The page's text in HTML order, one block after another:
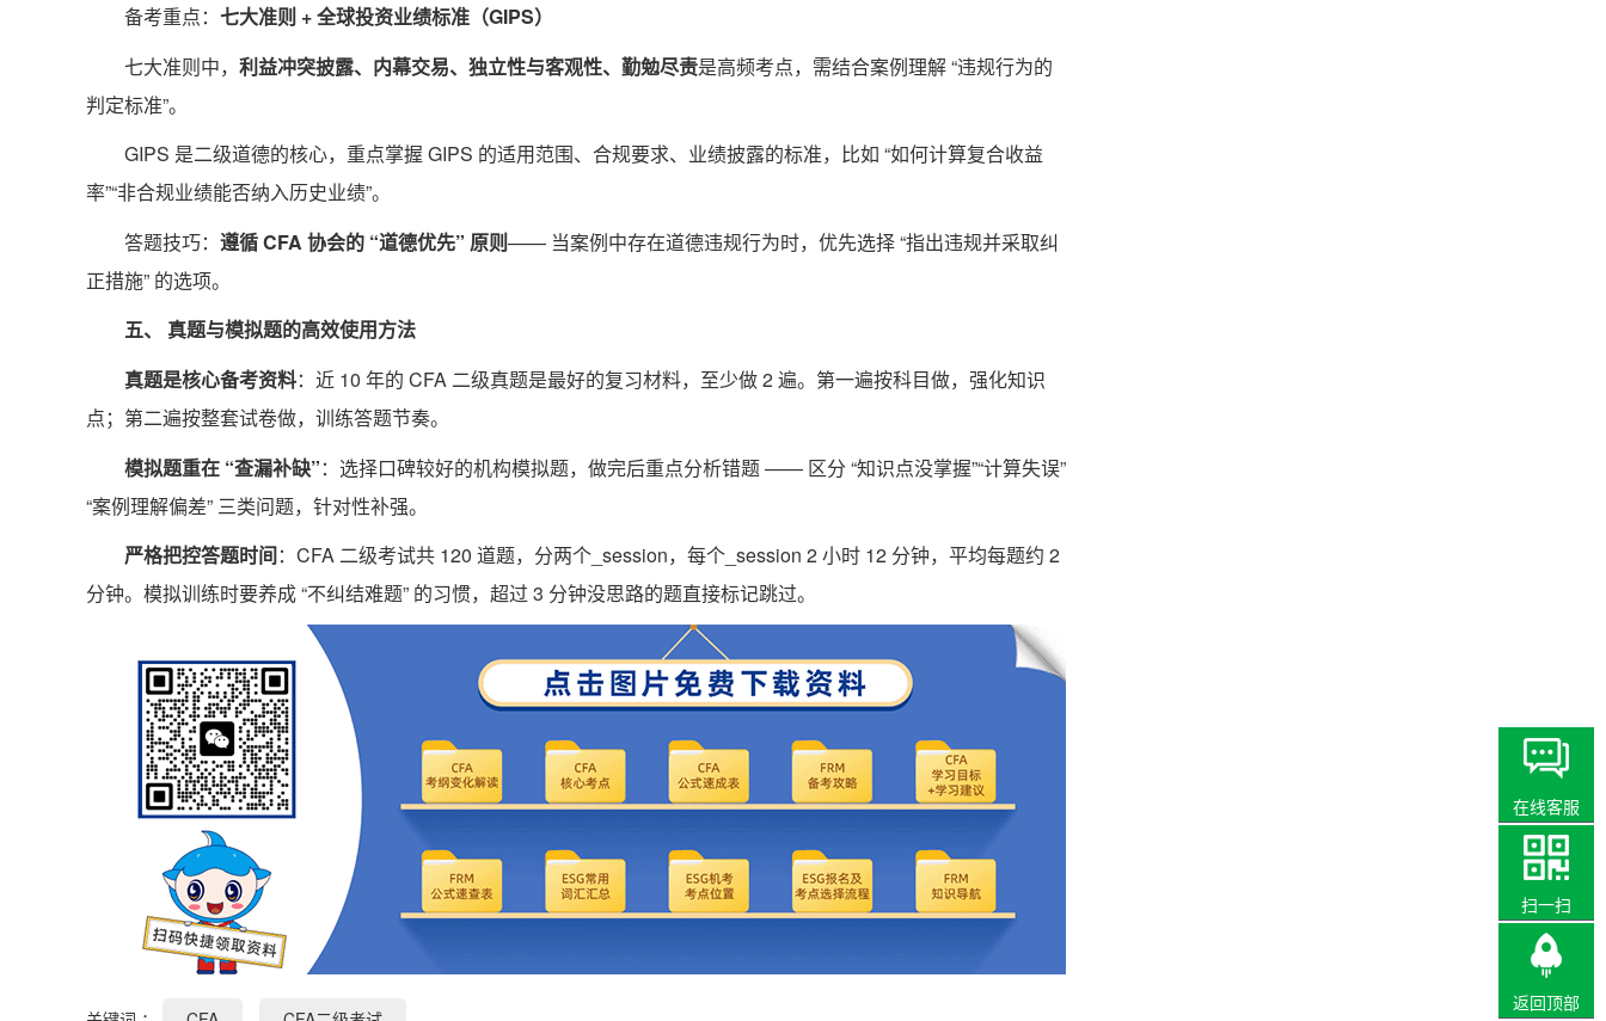
备考重点： 七大准则 + 全球投资业绩标准（GIPS）
七大准则中， 利益冲突披露、内幕交易、独立性与客观性、勤勉尽责是高频考点，需结合案例理解 “违规行为的
判定标准”。
GIPS 是二级道德的核心，重点掌握 GIPS 的适用范围、合规要求、业绩披露的标准，比如 “如何计算复合收益
率”“非合规业绩能否纳入历史业绩”。
答题技巧： 遵循 CFA 协会的 “道德优先” 原则—— 当案例中存在道德违规行为时，优先选择 “指出违规并采取纠
正措施” 的选项。
五、 真题与模拟题的高效使用方法
真题是核心备考资料：近 10 年的 CFA 二级真题是最好的复习材料，至少做 2 遍。第一遍按科目做，强化知识
点；第二遍按整套试卷做，训练答题节奏。
模拟题重在 “查漏补缺”：选择口碑较好的机构模拟题，做完后重点分析错题 —— 区分 “知识点没掌握”“计算失误”
“案例理解偏差” 三类问题，针对性补强。
严格把控答题时间：CFA 二级考试共 120 道题，分两个_session，每个_session 2 小时 12 分钟，平均每题约 2
分钟。模拟训练时要养成 “不纠结难题” 的习惯，超过 3 分钟没思路的题直接标记跳过。
在线客服
扫一扫
返回顶部